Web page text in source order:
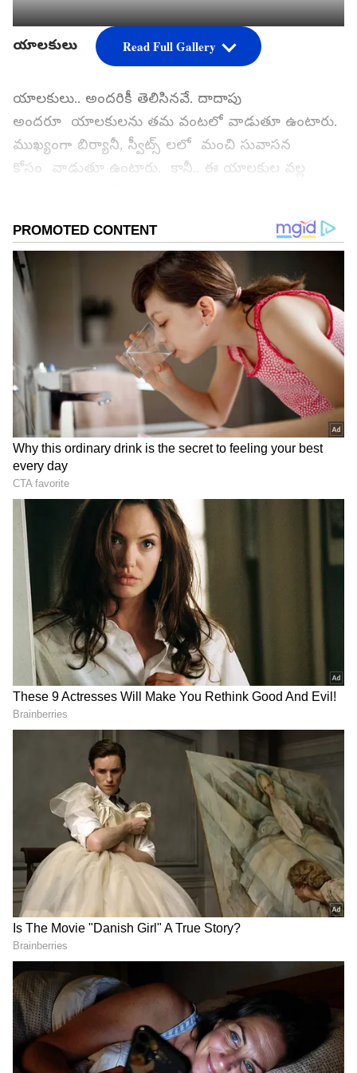
యాలకులు
యాలకులు.. అందరికీ తెలిసినవే. దాదాపు
అందరూ యాలకులను తమ వంటలో వాడుతూ ఉంటారు.
ముఖ్యంగా బిర్యానీ, స్వీట్స్ లలో మంచి సువాసన
కోసం వాడుతూ ఉంటారు. కానీ.. ఈ యాలకుల వల్ల
జీర్ణ వ్యవస్థను మెరుగుపరచడానికి
సహాయపడతాయి. ఒకప్పుడు.. మన పూర్వీకులు.. రెగ్యులర్
గా భోజనం తర్వాత.. యాలకులు నమిలేవారట. మరి.. ఇలా
భోజనం తర్వాత యాలకులు నమలడం వల్ల మనకు కలిగే
ప్రయోజనాలేంటో ఓసారి చూద్దాం...
గూగుల్‌లో ఆసక్తికరమైన సమాచారం కోసం ఏసియానెట్ తెలుగు
ను మీ ఫ్రిఫర్డ్ సోర్స్ గా ఎంచుకోండి
2
జీర్ణక్రియను మెరుగుపరుస్తుంది
భోజనం తర్వాత యాలకులు నమలడం వల్ల జీర్ణ ఎంజైమ్‌ల
స్రావాన్ని ప్రేరేపిస్తుంది, ఆహారం విచ్ఛిన్నం కావడానికి
సహాయపడుతుంది. ఇది ఉబ్బరం, గ్యాస్ ,అజీర్ణం వంటి
సాధారణ జీర్ణ సమస్యలను తగ్గిస్తుంది. సుగంధ ద్రవ్యం
కార్మినేటివ్ లక్షణాలు వాయువు ఏర్పడకుండా నిరోధిస్తాయి.
సున్నితమైన జీర్ణక్రియకు సహాయపడతాయి, తద్వారా మీరు
తేలికగా , మరింత సౌకర్యవంతంగా ఉంటారు.
శ్వాసను సహజంగా తాజాగా ఉంచుతుంది
Read Full Gallery